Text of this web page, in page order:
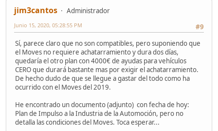
jim3cantos
Administrador
#9
Junio 15, 2020, 05:28:55 PM
Sí, parece claro que no son compatibles, pero suponiendo que
el Moves no requiere achatarramiento y dura dos días,
quedaría el otro plan con 4000€ de ayudas para vehículos
CERO que durará bastante mas por exigir el achatarramiento.
De hecho dudo de que se llegue a gastar del todo como ha
ocurrido con el Moves del 2019.
He encontrado un documento (adjunto) con fecha de hoy:
Plan de Impulso a la Industria de la Automoción, pero no
detalla las condiciones del Moves. Toca esperar...